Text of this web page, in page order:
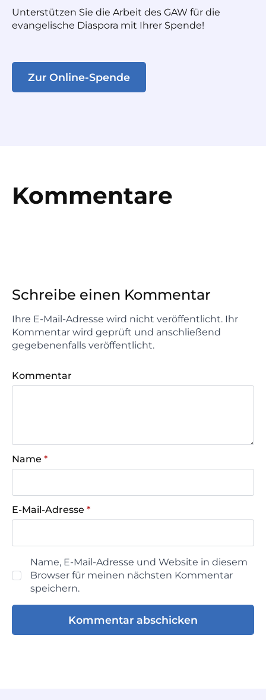
Unterstützen Sie die Arbeit des GAW für die
evangelische Diaspora mit Ihrer Spende!
Zur Online-Spende
Kommentare
Schreibe einen Kommentar
Ihre E-Mail-Adresse wird nicht veröffentlicht. Ihr
Kommentar wird geprüft und anschließend
gegebenenfalls veröffentlicht.
Kommentar
Name *
E-Mail-Adresse *
Name, E-Mail-Adresse und Website in diesem
Browser für meinen nächsten Kommentar
speichern.